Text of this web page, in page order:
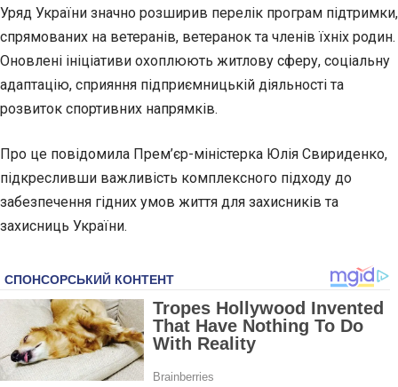
Уряд України значно розширив перелік програм підтримки,
спрямованих на ветеранів, ветеранок та членівїхніх родин.
Оновлені ініціативи охоплюють житлову сферу, соціальну
адаптацію, сприяння підприємницькій діяльності та
розвиток спортивних напрямків.
Про це повідомила Прем’єр-міністерка Юлія Свириденко,
підкресливши важливість комплексного підходу до
забезпечення гідних умов життя для захисників та
захисниць України.